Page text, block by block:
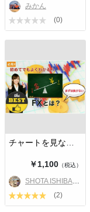
みかん
(0)
￥1,100（税込）
SHOTA ISHIBASHI
(2)